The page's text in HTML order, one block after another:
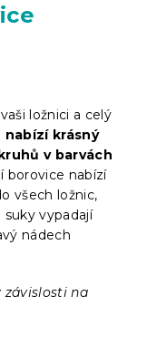
ložnici a celý
nabízí krásný
v barvách
borovice nabízí
všech ložnic,
vypadají
nádech
závislosti na